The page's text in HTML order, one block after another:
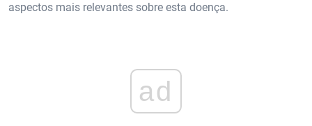
aspectos mais relevantes sobre esta doença.
ad